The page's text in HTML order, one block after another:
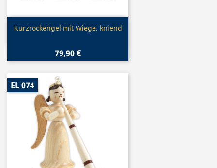
Vorschau
Kurzrockengel mit Wiege, kniend
79,90 €
EL 074